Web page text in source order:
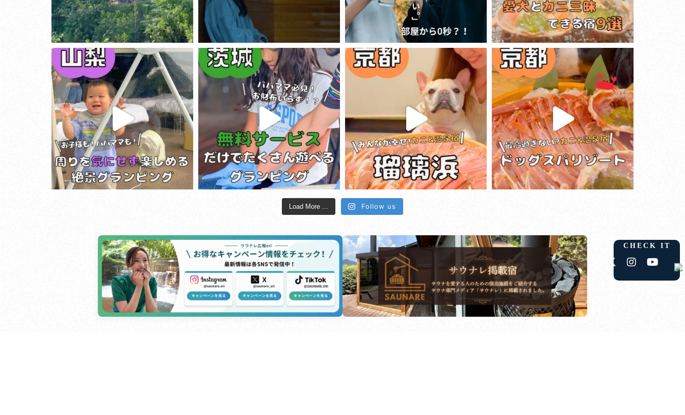
Load More ... Follow us
CHECK IT